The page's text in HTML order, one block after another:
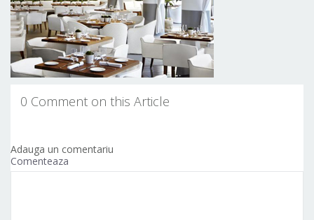
0 Comment on this Article
Adauga un comentariu
Comenteaza